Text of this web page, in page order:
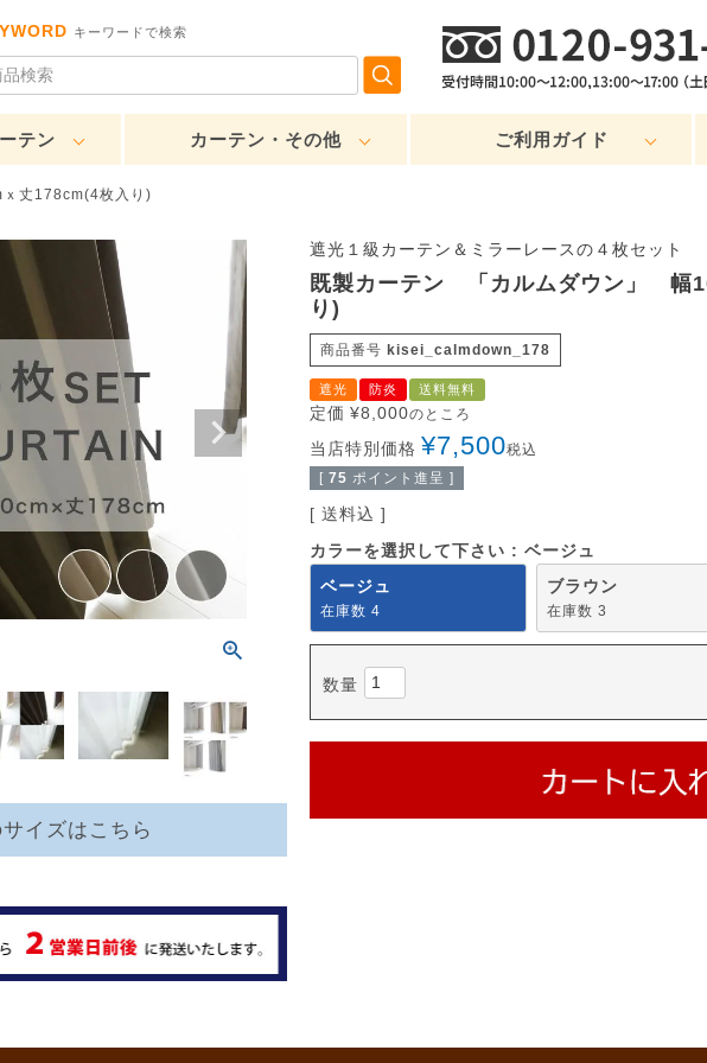
キーワードで検索
テン カーテン・その他 ご利用ガイド
丈178cm(4枚入り)
イズはこちら
遮光１級カーテン＆ミラーレースの４枚セット
既製カーテン 「カルムダウン」 幅
り)
商品番号 kisei_calmdown_178
遮光 防炎 送料無料
定価 ¥8,000のところ
当店特別価格 ¥7,500税込
[ 75 ポイント進呈 ]
送料込
カラーを選択して下さい
ベージュ
ベージュ
在庫数 4
ブラウン
在庫数 3